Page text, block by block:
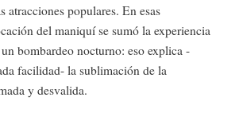
atracciones populares. En esas
del maniquí se sumó la experiencia
bombardeo nocturno: eso explica -
facilidad- la sublimación de la
y desvalida.